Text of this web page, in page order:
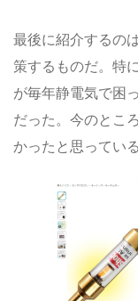
最後に紹介するの
策するものだ。特
が毎年静電気で困
だった。今のとこ
かったと思っている